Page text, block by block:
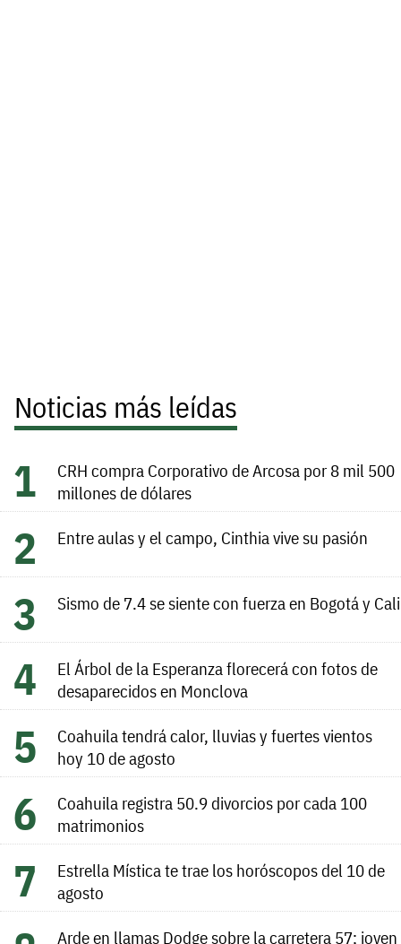
Noticias más leídas
CRH compra Corporativo de Arcosa por 8 mil 500
millones de dólares
Entre aulas y el campo, Cinthia vive su pasión
Sismo de 7.4 se siente con fuerza en Bogotá y Cali
El Árbol de la Esperanza florecerá con fotos de
desaparecidos en Monclova
Coahuila tendrá calor, lluvias y fuertes vientos
hoy 10 de agosto
Coahuila registra 50.9 divorcios por cada 100
matrimonios
Estrella Mística te trae los horóscopos del 10 de
agosto
Arde en llamas Dodge sobre la carretera 57; joven